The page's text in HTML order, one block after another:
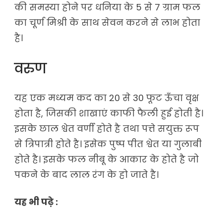
की समस्या होने पर धनिया के 5 से 7 ग्राम फल
का चूर्ण मिश्री के साथ सेवन करने से लाभ होता
है।
वरुण
यह एक मध्यम कद का 20 से 30 फूट ऊँचा वृक्ष
होता है, जिसकी शाखाएं काफी फैली हुई होती है।
इसके छाल श्वेत वर्णी होते है तथा पत्ते सयुक्त रूप
से त्रिपात्री होते है। इसेक पुष्प पीत श्वेत या गुलाबी
होते है। इसके फल नीबू के आकार के होते है जो
पकने के बाद लाल रंग के हो जाते है।
यह भी पढ़े :